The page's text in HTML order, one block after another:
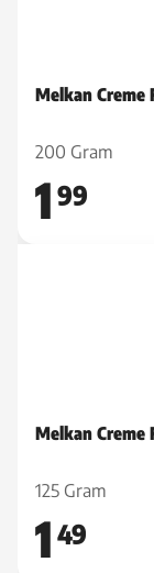
Melkan Creme
200 Gram
1 99
Melkan Creme
125 Gram
1 49